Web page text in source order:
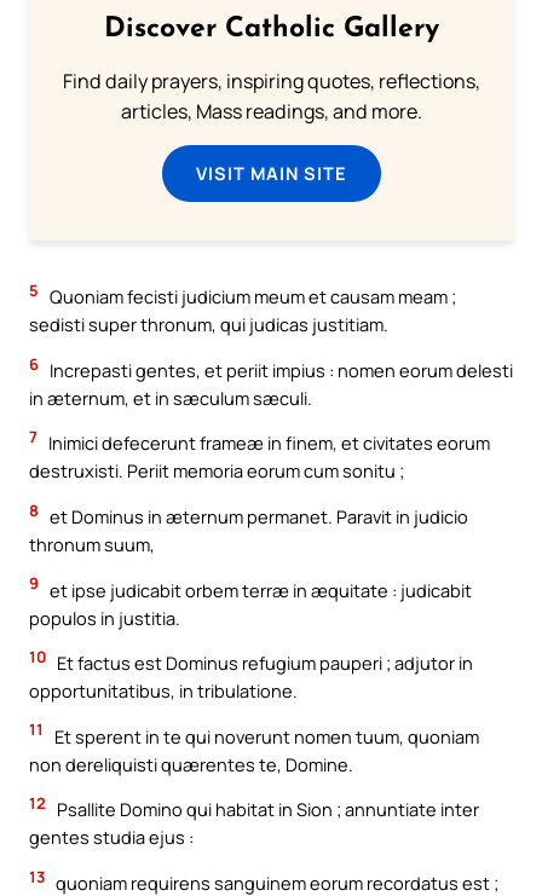
Discover Catholic Gallery
Find daily prayers, inspiring quotes, reflections,
articles, Mass readings, and more.
VISIT MAIN SITE
5 Quoniam fecisti judicium meum et causam meam ;
sedisti super thronum, qui judicas justitiam.
6 Increpasti gentes, et periit impius : nomen eorum delesti
in æternum, et in sæculum sæculi.
7 Inimici defecerunt frameæ in finem, et civitates eorum
destruxisti. Periit memoria eorum cum sonitu ;
8 et Dominus in æternum permanet. Paravit in judicio
thronum suum,
9 et ipse judicabit orbem terræ in æquitate : judicabit
populos in justitia.
10 Et factus est Dominus refugium pauperi ; adjutor in
opportunitatibus, in tribulatione.
11
Et sperent in te qui noverunt nomen tuum, quoniam
non dereliquisti quærentes te, Domine.
12
Psallite Domino qui habitat in Sion ; annuntiate inter
gentes studia ejus :
13 quoniam requirens sanguinem eorum recordatus est ;